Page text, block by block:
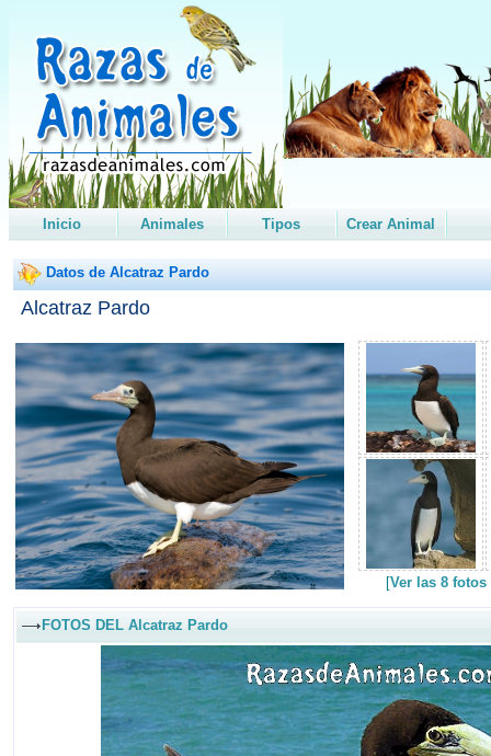
Inicio Animales Tipos Crear Animal
Datos de Alcatraz Pardo
Alcatraz Pardo
[Ver las 8
FOTOS DEL Alcatraz Pardo